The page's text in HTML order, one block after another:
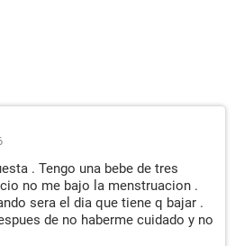
. Tengo una bebe de tres
no me bajo la menstruacion .
sera el dia que tiene q bajar .
de no haberme cuidado y no